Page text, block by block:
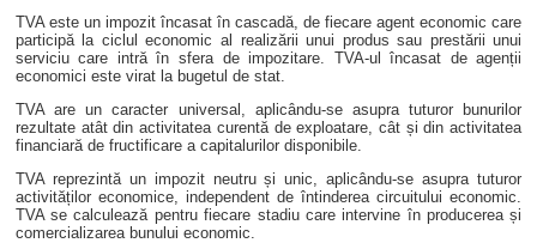
TVA este un impozit încasat în cascadă, de fiecare agent economic care
participă la ciclul economic al realizării unui produs sau prestării unui
serviciu care intră în sfera de impozitare. TVA-ul încasat de agenții
economici este virat la bugetul de stat.
TVA are un caracter universal, aplicându-se asupra tuturor bunurilor
rezultate atât din activitatea curentă de exploatare, cât și din activitatea
financiară de fructificare a capitalurilor disponibile.
TVA reprezintă un impozit neutru și unic, aplicându-se asupra tuturor
activităților economice, independent de întinderea circuitului economic.
TVA se calculează pentru fiecare stadiu care intervine în producerea și
comercializarea bunului economic.